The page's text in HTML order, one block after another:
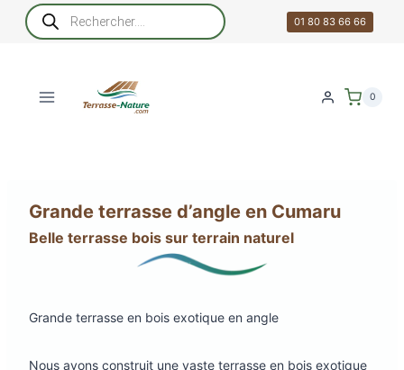
Recherche
de
produits
01 80 83 66 66
0
Grande terrasse d’angle en Cumaru
Belle terrasse bois sur terrain naturel
Grande terrasse en bois exotique en angle
Nous avons construit une vaste terrasse en bois exotique